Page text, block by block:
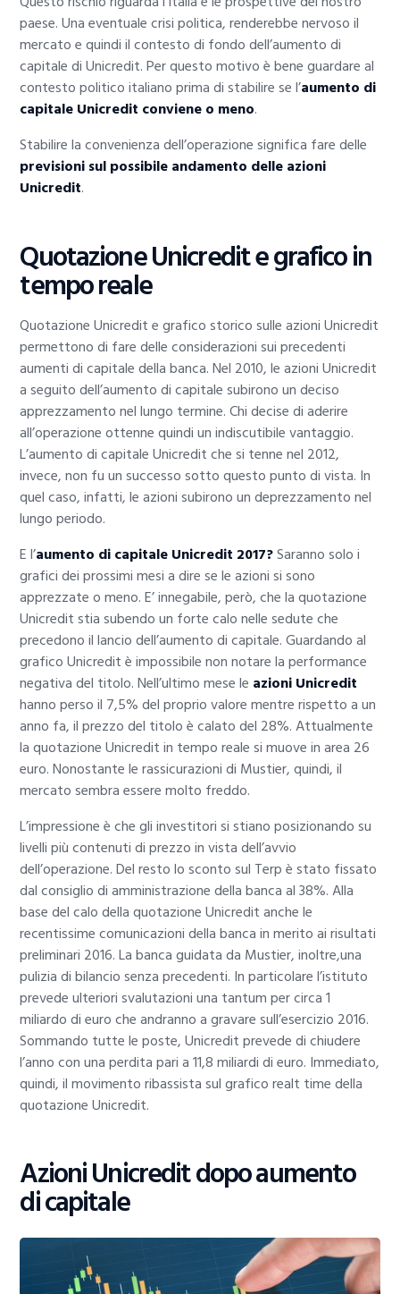
paese. Una eventuale crisi politica, renderebbe nervoso il
mercato e quindi il contesto di fondo dell’aumento di
capitale di Unicredit. Per questo motivo è bene guardare al
contesto politico italiano prima di stabilire se l’aumento di
capitale Unicredit conviene o meno.
Stabilire la convenienza dell’operazione significa fare delle
previsioni sul possibile andamento delle azioni
Unicredit.
Quotazione Unicredit e grafico in
tempo reale
Quotazione Unicredit e grafico storico sulle azioni Unicredit
permettono di fare delle considerazioni sui precedenti
aumenti di capitale della banca. Nel 2010, le azioni Unicredit
a seguito dell’aumento di capitale subirono un deciso
apprezzamento nel lungo termine. Chi decise di aderire
all’operazione ottenne quindi un indiscutibile vantaggio.
L’aumento di capitale Unicredit che si tenne nel 2012,
invece, non fu un successo sotto questo punto di vista. In
quel caso, infatti, le azioni subirono un deprezzamento nel
lungo periodo.
E l’aumento di capitale Unicredit 2017?Saranno solo i
grafici dei prossimi mesi a dire se le azioni si sono
apprezzate o meno. E’ innegabile, però, che la quotazione
Unicredit stia subendo un forte calo nelle sedute che
precedono il lancio dell’aumento di capitale. Guardando al
grafico Unicredit è impossibile non notare la performance
negativa del titolo. Nell’ultimo mese le azioni Unicredit
hanno perso il 7,5% del proprio valore mentre rispetto a un
anno fa, il prezzo del titolo è calato del 28%. Attualmente
la quotazione Unicredit in tempo reale si muove in area 26
euro. Nonostante le rassicurazioni di Mustier, quindi, il
mercato sembra essere molto freddo.
L’impressione è che gli investitori si stiano posizionando su
livelli più contenuti di prezzo in vista dell’avvio
dell’operazione. Del resto lo sconto sul Terp è stato fissato
dal consiglio di amministrazione della banca al 38%. Alla
base del calo della quotazione Unicredit anche le
recentissime comunicazioni della banca in merito ai risultati
preliminari 2016. La banca guidata da Mustier, inoltre,una
pulizia di bilancio senza precedenti. In particolare l’istituto
prevede ulteriori svalutazioni una tantum per circa 1
miliardo di euro che andranno a gravare sull’esercizio 2016.
Sommando tutte le poste, Unicredit prevede di chiudere
l’anno con una perdita pari a 11,8 miliardi di euro. Immediato,
quindi, il movimento ribassista sul grafico realt time della
quotazione Unicredit.
Azioni Unicredit dopo aumento
di capitale